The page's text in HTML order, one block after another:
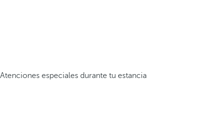
Atenciones especiales durante tu estancia